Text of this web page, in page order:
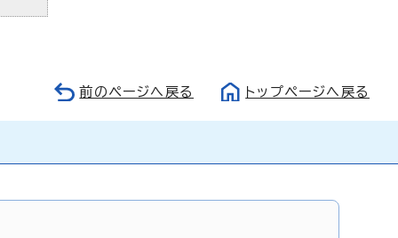
前のページへ戻る トップページへ戻る